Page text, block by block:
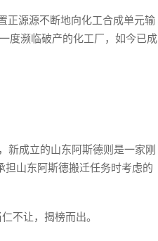
正源源不断地向化工合成单元输
度濒临破产的化工厂，如今已成
新成立的山东阿斯德则是一家刚
担山东阿斯德搬迁任务时考虑的
不让，揭榜而出。